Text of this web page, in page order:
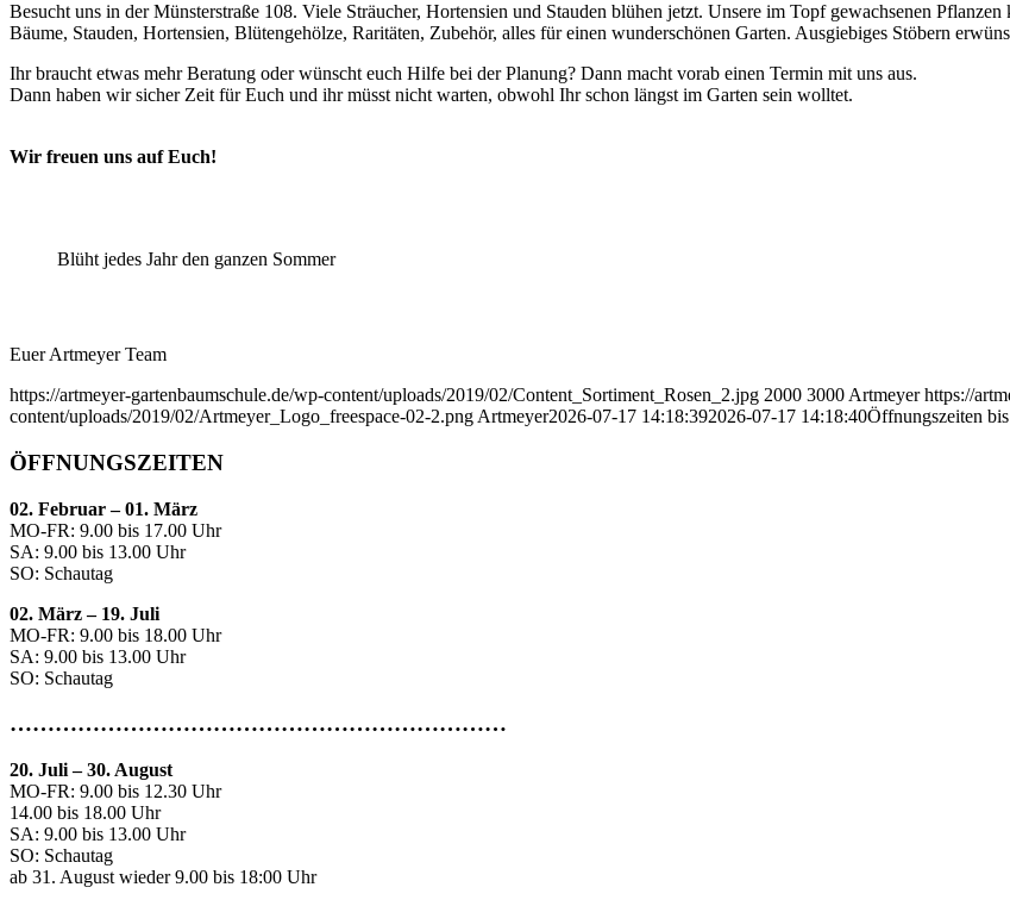
Besucht uns in der Münsterstraße 108. Viele Sträucher, Hortensien und Stauden blühen jetzt. Unsere im Topf gewachsenen
Bäume, Stauden, Hortensien, Blütengehölze, Raritäten, Zubehör, alles für einen wunderschönen Garten. Ausgiebiges Stöbern
Ihr braucht etwas mehr Beratung oder wünscht euch Hilfe bei der Planung? Dann macht vorab einen Termin mit uns aus.
Dann haben wir sicher Zeit für Euch und ihr müsst nicht warten, obwohl Ihr schon längst im Garten sein wolltet.
Wir freuen uns auf Euch!
Blüht jedes Jahr den ganzen Sommer
Euer Artmeyer Team
https://artmeyer-gartenbaumschule.de/wp-content/uploads/2019/02/Content_Sortiment_Rosen_2.jpg 2000 3000 Artmeyer https://
content/uploads/2019/02/Artmeyer_Logo_freespace-02-2.png Artmeyer2026-07-17 14:18:392026-07-17 14:18:40Öffnungszeiten
ÖFFNUNGSZEITEN
02. Februar – 01. März
MO-FR: 9.00 bis 17.00 Uhr
SA: 9.00 bis 13.00 Uhr
SO: Schautag
02. März – 19. Juli
MO-FR: 9.00 bis 18.00 Uhr
SA: 9.00 bis 13.00 Uhr
SO: Schautag
…………………………………………………………
20. Juli–30. August
MO-FR: 9.00 bis 12.30 Uhr
14.00 bis 18.00 Uhr
SA: 9.00 bis 13.00 Uhr
SO: Schautag
ab 31. August wieder 9.00 bis 18:00 Uhr